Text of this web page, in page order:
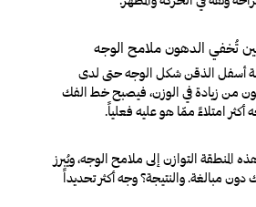
تُخفي الدهون ملامح الوجه
أسفل الذقن شكل الوجه حتى لدى
من زيادة في الوزن، فيصبح خط الفك
امتلاءً ممّا هو عليه فعلياً.
التوازن إلى ملامح الوجه، ويُبرز
مبالغة. والنتيجة؟ وجه أكثر تحديداً